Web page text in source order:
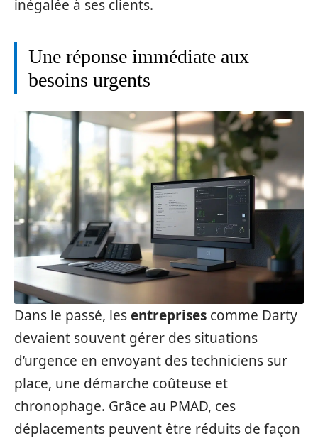
inégalée à ses clients.
Une réponse immédiate aux
besoins urgents
Dans le passé, lesentreprises comme Darty
devaient souvent gérer des situations
d’urgence en envoyant des techniciens sur
place, une démarche coûteuse et
chronophage. Grâce au PMAD, ces
déplacements peuvent être réduits de façon